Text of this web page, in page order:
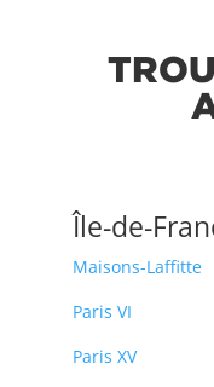
Île-de-
Maisons-Laffitte
Paris VI
Paris XV